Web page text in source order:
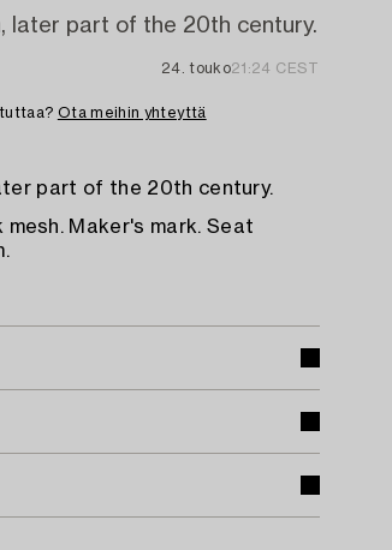
later part of the 20th century.
24. touko21:24 CEST
Ota meihin yhteyttä
part of the 20th century.
Maker's mark. Seat